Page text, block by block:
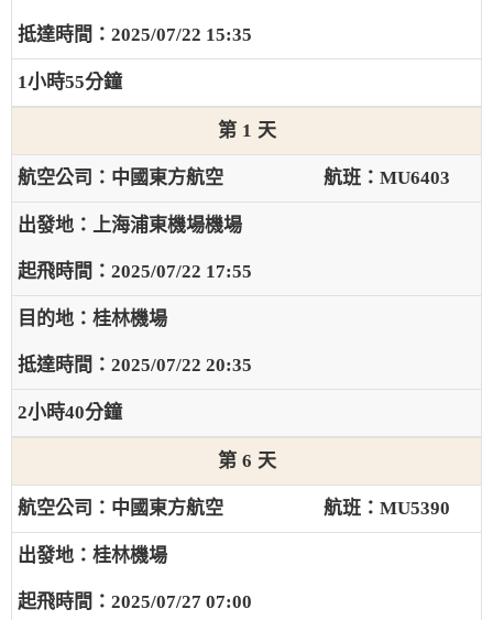
2025/07/22 15:35
1小時55分鐘
1
中國東方航空 MU6403
上海浦東機場機場
2025/07/22 17:55
桂林機場
2025/07/22 20:35
2小時40分鐘
6
中國東方航空 MU5390
桂林機場
2025/07/27 07:00